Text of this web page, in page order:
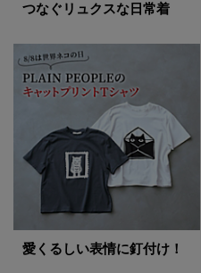
つなぐリュクスな日常着
愛くるしい表情に釘付け！